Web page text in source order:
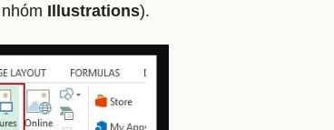
Illustrations).